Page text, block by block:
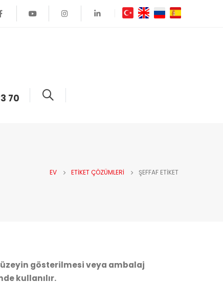
70
EV ETIKET ÇÖZÜMLERI ŞEFFAF ETIKET
gösterilmesi veya ambalaj
kullanılır.